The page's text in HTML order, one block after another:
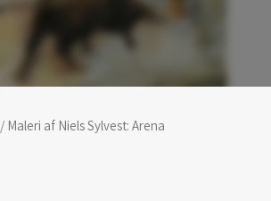
/ Maleri af Niels Sylvest: Arena